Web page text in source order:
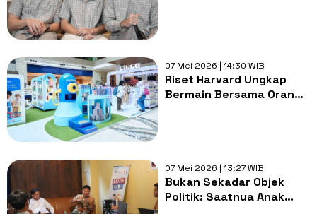
07 Mei 2026 | 14:30 WIB
Riset Harvard Ungkap
Bermain Bersama Orang
07 Mei 2026 | 13:27 WIB
Bukan Sekadar Objek
Politik: Saatnya Anak